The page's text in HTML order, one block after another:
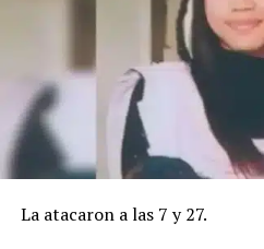
La atacaron a las 7 y 27.